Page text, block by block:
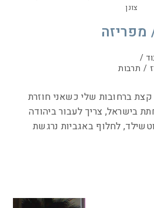
צונן
מפריזה
/
/ תרבות
ברחובות שלי כשאני חוזרת
בישראל, צריך לעבור ביהודה
לחלוף באגביות נרגשת